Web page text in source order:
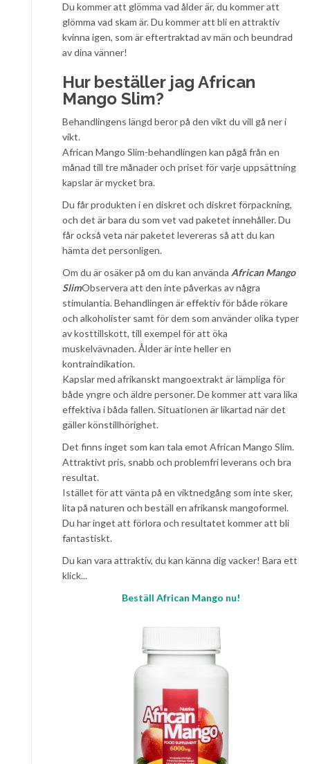
Du kommer att glömma vad ålder är, du kommer att
glömma vad skam är. Du kommer att bli en attraktiv
kvinna igen, som är eftertraktad av män och beundrad
av dina vänner!
Hur beställer jag African
Mango Slim?
Behandlingens längd beror på den vikt du vill gå ner i
vikt.
African Mango Slim-behandlingen kan pågå från en
månad till tre månader och priset för varje uppsättning
kapslar är mycket bra.
Du får produkten i en diskret och diskret förpackning,
och det är bara du som vet vad paketet innehåller. Du
får också veta när paketet levereras så att du kan
hämta det personligen.
Om du är osäker på om du kan använda African Mango
SlimObservera att den inte påverkas av några
stimulantia. Behandlingen är effektiv för både rökare
och alkoholister samt för dem som använder olika typer
av kosttillskott, till exempel för att öka
muskelvävnaden. Ålder är inte heller en
kontraindikation.
Kapslar med afrikanskt mangoextrakt är lämpliga för
både yngre och äldre personer. De kommer att vara lika
effektiva i båda fallen. Situationen är likartad när det
gäller könstillhörighet.
Det finns inget som kan tala emot African Mango Slim.
Attraktivt pris, snabb och problemfri leverans och bra
resultat.
Istället för att vänta på en viktnedgång som inte sker,
lita på naturen och beställ en afrikansk mangoformel.
Du har inget att förlora och resultatet kommer att bli
fantastiskt.
Du kan vara attraktiv, du kan känna dig vacker! Bara ett
klick...
Beställ African Mango nu!